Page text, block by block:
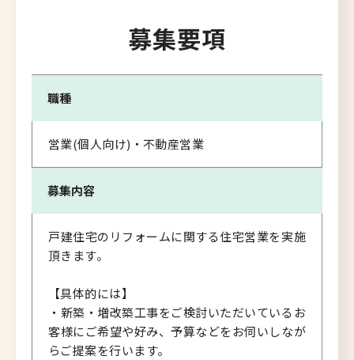
募集要項
職種
営業(個人向け)・不動産営業
募集内容
戸建住宅のリフォームに関する住宅営業を実施
頂きます。
【具体的には】
・新築・増改築工事をご検討いただいているお
客様にご希望や好み、予算などをお伺いしなが
らご提案を行います。